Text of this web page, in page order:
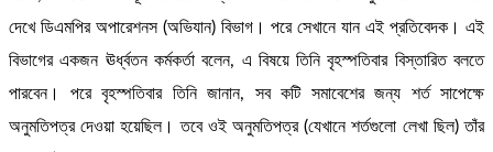
দেখে ডিএমপির অপারেশনস (অভিযান) বিভাগ। পরে সেখানে যান এই প্রতিবেদক। এই
বিভাগের একজন ঊর্ধ্বতন কর্মকর্তা বলেন, এ বিষয়ে তিনি বৃহস্পতিবার বিস্তারিত বলতে
পারবেন। পরে বৃহস্পতিবার তিনি জানান, সব কটি সমাবেশের জন্য শর্ত সাপেক্ষে
অনুমতিপত্র দেওয়া হয়েছিল। তবে ওই অনুমতিপত্র (যেখানে শর্তগুলো লেখা ছিল) তাঁর